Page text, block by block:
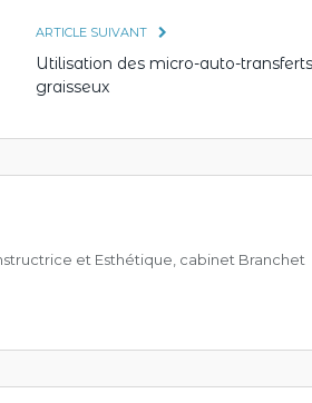
ARTICLE SUIVANT
Utilisation des micro-auto-transferts
graisseux
et Esthétique, cabinet Branchet